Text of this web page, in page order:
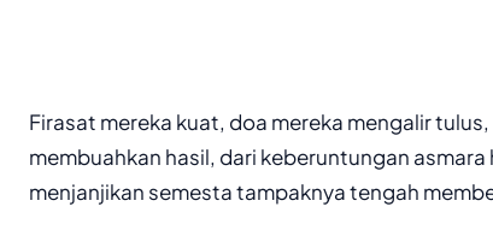
Firasat mereka kuat, doa mereka mengalir
membuahkan hasil, dari keberuntungan
menjanjikan semesta tampaknya tengah